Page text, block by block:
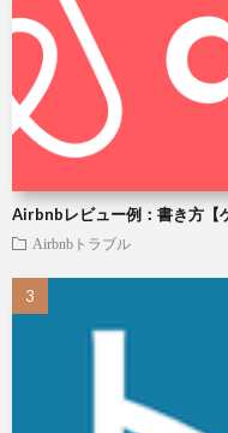
Airbnbレビュー例：書き方【
Airbnbトラブル